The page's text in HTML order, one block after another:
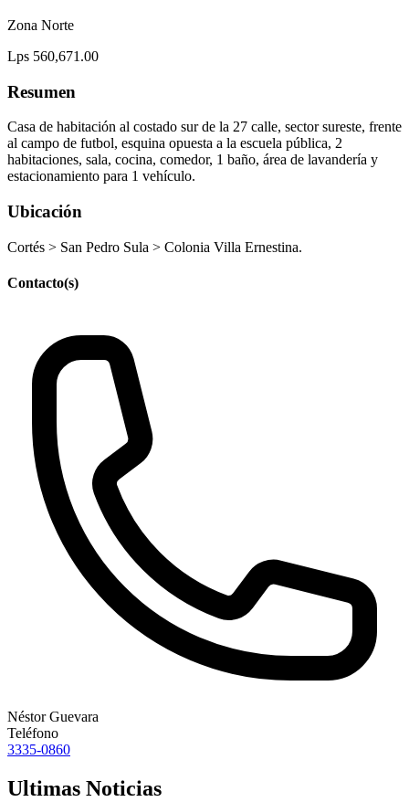
Zona Norte
Lps 560,671.00
Resumen
Casa de habitación al costado sur de la 27 calle, sector sureste, frente
al campo de futbol, esquina opuesta a la escuela pública, 2
habitaciones, sala, cocina, comedor, 1 baño, área de lavandería y
estacionamiento para 1 vehículo.
Ubicación
Cortés > San Pedro Sula > Colonia Villa Ernestina.
Contacto(s)
Néstor Guevara
Teléfono
3335-0860
Ultimas Noticias